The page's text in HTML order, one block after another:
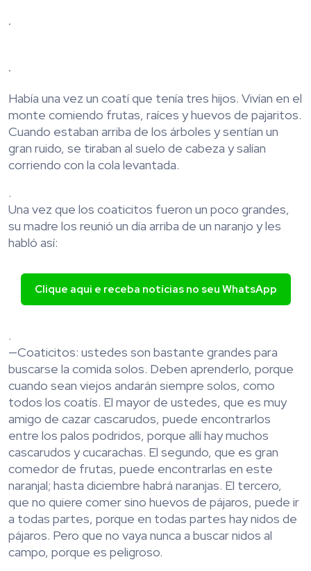
.
.
Había una vez un coatí que tenía tres hijos. Vivían en el
monte comiendo frutas, raíces y huevos de pajaritos.
Cuando estaban arriba de los árboles y sentían un
gran ruido, se tiraban al suelo de cabeza y salían
corriendo con la cola levantada.
.
Una vez que los coaticitos fueron un poco grandes,
su madre los reunió un día arriba de un naranjo y les
habló así:
Clique aqui e receba notícias no seu WhatsApp
.
—Coaticitos: ustedes son bastante grandes para
buscarse la comida solos. Deben aprenderlo, porque
cuando sean viejos andarán siempre solos, como
todos los coatís. El mayor de ustedes, que es muy
amigo de cazar cascarudos, puede encontrarlos
entre los palos podridos, porque allí hay muchos
cascarudos y cucarachas. El segundo, que es gran
comedor de frutas, puede encontrarlas en este
naranjal; hasta diciembre habrá naranjas. El tercero,
que no quiere comer sino huevos de pájaros, puede ir
a todas partes, porque en todas partes hay nidos de
pájaros. Pero que no vaya nunca a buscar nidos al
campo, porque es peligroso.